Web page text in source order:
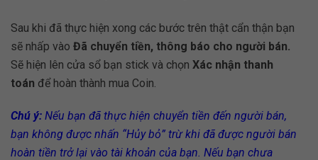
Sau khi đã thực hiện xong các bước trên thật cẩn thận bạn
sẽ nhấp vào Đã chuyển tiền, thông báo cho người bán.
Sẽ hiện lên cửa sổ bạn stick và chọn Xác nhận thanh
toán để hoàn thành mua Coin.
Chú ý: Nếu bạn đã thực hiện chuyển tiền đến người bán,
bạn không được nhấn “Hủy bỏ” trừ khi đã được người bán
hoàn tiền trở lại vào tài khoản của bạn. Nếu bạn chưa